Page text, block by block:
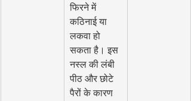
फिरने में
कठिनाई या
लकवा हो
सकता है। इस
नस्ल की लंबी
पीठ और छोटे
पैरों के कारण